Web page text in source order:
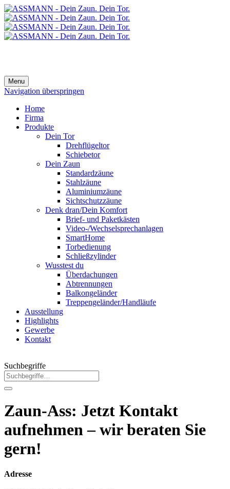
Menu
Navigation überspringen
Home
Firma
Produkte
Dein Tor
Drehflügeltor
Schiebetor
Dein Zaun
Standardzäune
Stahlzäune
Aluminiumzäune
Sichtschutzzäune
Denk dran/Dein Komfort
Brief- und Paketkästen
Video-/Wechselsprechanlagen
SmartHome
Torbedienung
Schließzylinder
Wusstest du
Überdachungen
Abtrennungen
Balkongeländer
Treppengeländer/Handläufe
Ausstellung
Highlights
Gewerbe
Kontakt
Suchbegriffe
Zaun-Ass: Jetzt Kontakt
aufnehmen – wir beraten Sie
gern!
Adresse